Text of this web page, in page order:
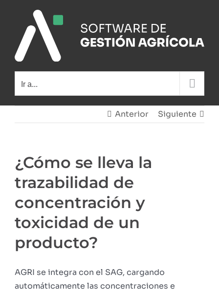
contenido
Ir a...
Anterior Siguiente
¿Cómo se lleva la
trazabilidad de
concentración y
toxicidad de un
producto?
AGRI se integra con el SAG, cargando
automáticamente las concentraciones e